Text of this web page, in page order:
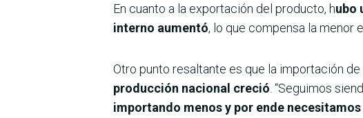
En cuanto a la exportación del producto, hubo
interno aumentó, lo que compensa la menor
Otro punto resaltante es que la importación de
producción nacional creció . “Seguimos
importando menos y por ende